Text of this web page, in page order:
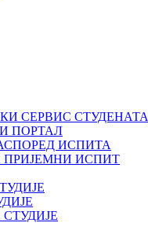
СЕРВИС СТУДЕНАТА
ПОРТАЛ
ИСПИТА
ПРИЈЕМНИ ИСПИТ